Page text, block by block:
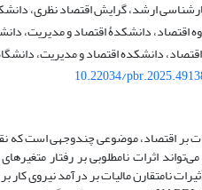
ارشد، گرایش اقتصاد نظری،
اقتصاد، دانشکدۀ اقتصاد و مدیریت،
دانشکده اقتصاد و مدیریت، دانشگاه
10.22034/
بر اقتصاد، موضوعی چندوجهی است
می‌تواند اثرات نامطلوبی بر رفتار